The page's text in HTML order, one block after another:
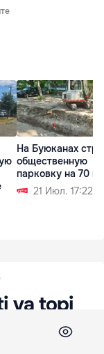
На Буюканах
общественную
парковку на 70
21 Июл. 17:22
va topi